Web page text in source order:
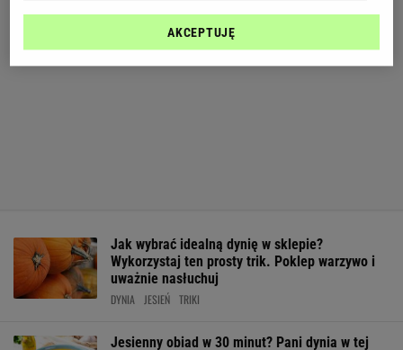
Jak wybrać idealną dynię w sklepie?
Wykorzystaj ten prosty trik. Poklep warzywo i
uważnie nasłuchuj
DYNIA JESIEŃ TRIKI
Jesienny obiad w 30 minut? Pani dynia w tej
AKCEPTUJĘ